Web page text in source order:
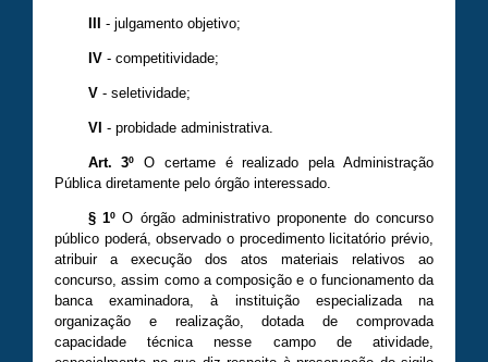
III - julgamento objetivo;
IV- competitividade;
V- seletividade;
VI - probidade administrativa.
Art. 3º O certame é realizado pela Administração
Pública diretamente pelo órgão interessado.
§ 1º O órgão administrativo proponente do concurso
público poderá, observado o procedimento licitatório prévio,
atribuir a execução dos atos materiais relativos ao
concurso, assim como a composição e o funcionamento da
banca examinadora, à instituição especializada na
organização e realização, dotada de comprovada
capacidade técnica nesse campo de atividade,